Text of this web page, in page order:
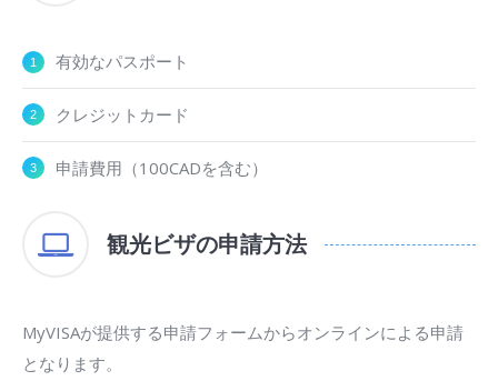
有効なパスポート
クレジットカード
申請費用（100CADを含む）
観光ビザの申請方法
MyVISAが提供する申請フォームからオンラインによる申請
となります。